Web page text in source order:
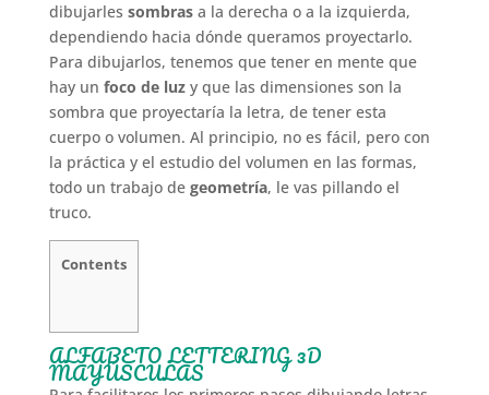
dibujarles sombrasa la derecha o a la izquierda,
dependiendo hacia dónde queramos proyectarlo.
Para dibujarlos, tenemos que tener en mente que
hay un foco de luzy que las dimensiones son la
sombra que proyectaría la letra, de tener esta
cuerpo o volumen. Al principio, no es fácil, pero con
la práctica y el estudio del volumen en las formas,
todo un trabajo de geometría, le vas pillando el
truco.
Contents
ALFABETO LETTERING 3D
MAYÚSCULAS